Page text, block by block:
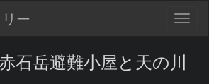
ー
石岳避難小屋と天の川